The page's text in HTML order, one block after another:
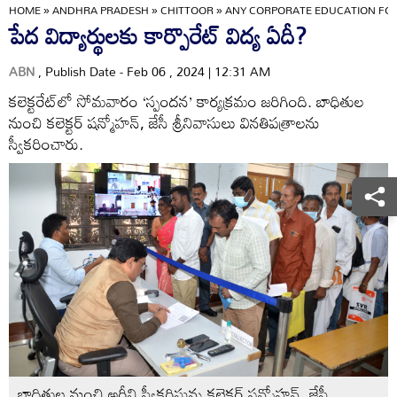
HOME»ANDHRA PRADESH»CHITTOOR»ANY CORPORATE EDUCATION
పేద విద్యార్థులకు కార్పొరేట్‌ విద్య ఏదీ?
ABN, Publish Date - Feb 06 , 2024 | 12:31 AM
కలెక్టరేట్‌లో సోమవారం ‘స్పందన’ కార్యక్రమం జరిగింది. బాధితుల
నుంచి కలెక్టర్‌ షన్మోహన్‌, జేసీ శ్రీనివాసులు వినతిపత్రాలను
స్వీకరించారు.